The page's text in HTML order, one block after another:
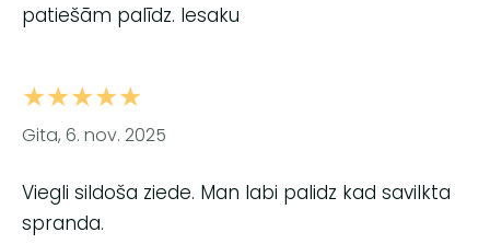
patiešām palīdz. Iesaku
★★★★★
Gita, 6. nov. 2025
Viegli sildoša ziede. Man labi palidz kad savilkta
spranda.